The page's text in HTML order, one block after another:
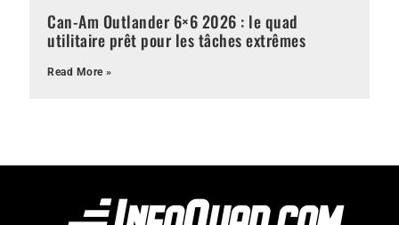
Can-Am Outlander 6×6 2026 : le quad
utilitaire prêt pour les tâches extrêmes
Read More »